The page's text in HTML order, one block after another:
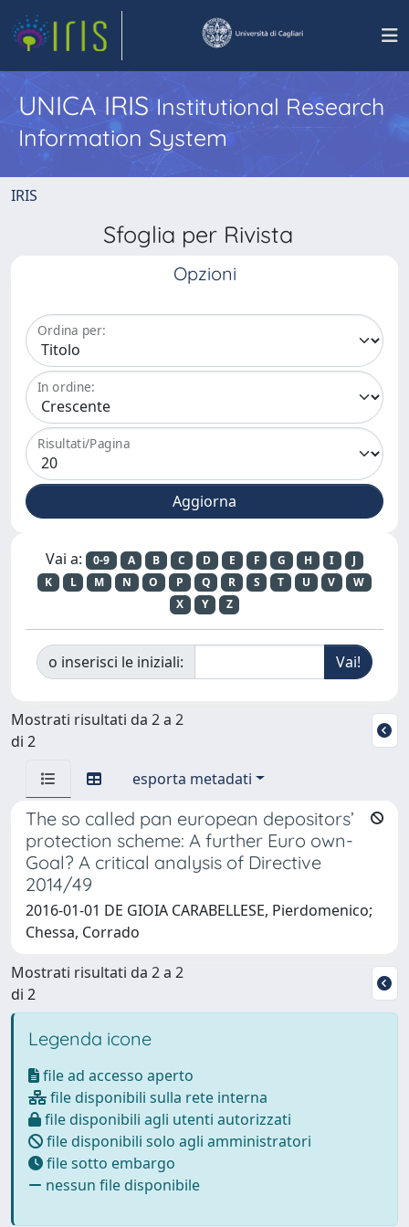
UNICA IRISInstitutional Research
Information System
IRIS
Sfoglia per Rivista
Opzioni
Ordina per:
In ordine:
Risultati/Pagina
Vai a: 0-9 A B C D E F G H I
J
K
L M N O P Q R S T U V
W
X
Y Z
o inserisci le iniziali:
Mostrati risultati da 2 a 2
di 2
esporta metadati
The so called pan european depositors’
protection scheme: A further Euro own-
Goal? A critical analysis of Directive
2014/49
2016-01-01 DE GIOIA CARABELLESE, Pierdomenico;
Chessa, Corrado
Mostrati risultati da 2 a 2
di 2
Legenda icone
file ad accesso aperto
file disponibili sulla rete interna
file disponibili agli utenti autorizzati
file disponibili solo agli amministratori
file sotto embargo
nessun file disponibile